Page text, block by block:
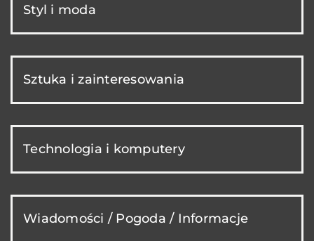
Styl i moda
Sztuka i zainteresowania
Technologia i komputery
Wiadomości / Pogoda / Informacje